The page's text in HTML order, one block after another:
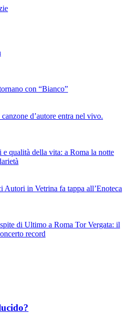
con “Bianco”
d’autore entra nel vivo.
qualità della vita: a Roma la notte
Autori in Vetrina fa tappa all’Enoteca
di Ultimo a Roma Tor Vergata: il
record